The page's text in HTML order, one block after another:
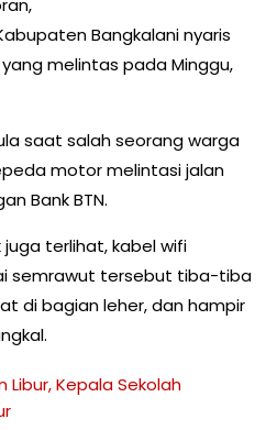
Bangkalani nyaris
melintas pada Minggu,
saat salah seorang warga
motor melintasi jalan
Bank BTN.
terlihat, kabel wifi
semrawut tersebut tiba-tiba
di bagian leher, dan hampir
Libur, Kepala Sekolah